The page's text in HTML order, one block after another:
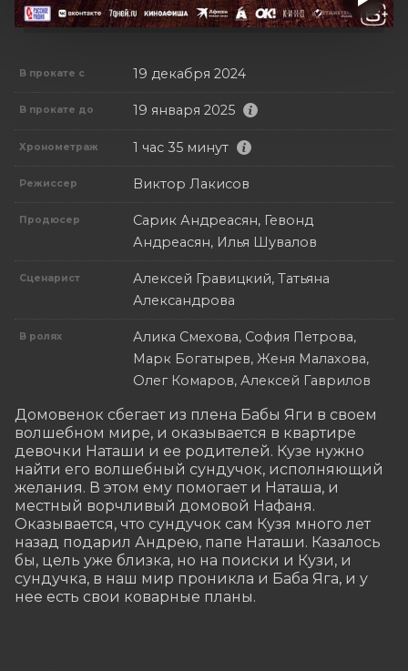
В прокате с 19 декабря 2024
В прокате до 19 января 2025
Хронометраж 1 час 35 минут
Режиссер Виктор Лакисов
Продюсер
Сарик Андреасян, Гевонд
Андреасян, Илья Шувалов
Сценарист
Алексей Гравицкий, Татьяна
Александрова
В ролях
Алика Смехова, София Петрова,
Марк Богатырев, Женя Малахова,
Олег Комаров, Алексей Гаврилов
Домовенок сбегает из плена Бабы Яги в своем
волшебном мире, и оказывается в квартире
девочки Наташи и ее родителей. Кузе нужно
найти его волшебный сундучок, исполняющий
желания. В этом ему помогает и Наташа, и
местный ворчливый домовой Нафаня.
Оказывается, что сундучок сам Кузя много лет
назад подарил Андрею, папе Наташи. Казалось
бы, цель уже близка, но на поиски и Кузи, и
сундучка, в наш мир проникла и Баба Яга, и у
нее есть свои коварные планы.